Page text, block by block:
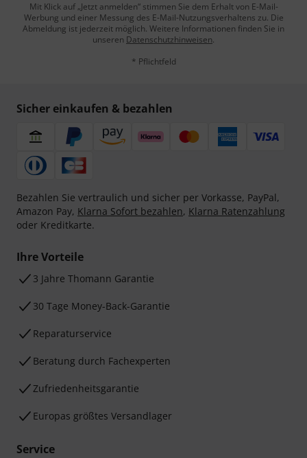
Mit Klick auf „Jetzt anmelden“ stimmen Sie dem Erhalt von E-Mail-
Werbung und einer Messung des E-Mail-Nutzungsverhaltens zu. Die
Abmeldung ist jederzeit möglich. Weitere Informationen finden Sie in
unseren Datenschutzhinweisen.
* Pflichtfeld
Sicher einkaufen & bezahlen
Bezahlen Sie vertraulich und sicher per Vorkasse, PayPal,
Amazon Pay, Klarna Sofort bezahlen, Klarna Ratenzahlung
oder Kreditkarte.
Ihre Vorteile
3 Jahre Thomann Garantie
30 Tage Money-Back-Garantie
Reparaturservice
Beratung durch Fachexperten
Zufriedenheitsgarantie
Europas größtes Versandlager
Service